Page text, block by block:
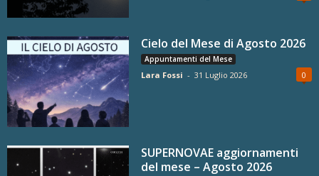
Cielo del Mese di Agosto 2026
Appuntamenti del Mese
Lara Fossi - 31 Luglio 2026 0
SUPERNOVAE aggiornamenti
del mese – Agosto 2026